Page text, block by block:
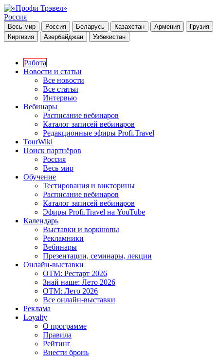
Россия
Весь мир Россия Беларусь Казахстан Армения
Грузия
Киргизия
Азербайджан Узбекистан
Работа
Новости и статьи
Все новости
Все статьи
Интервью
Вебинары
Расписание вебинаров
Каталог записей вебинаров
Редакционные эфиры Profi.Travel
TourWiki
Поиск партнёров
Россия
Весь мир
Обучение
Тестирования и викторины
Расписание вебинаров
Каталог записей вебинаров
Эфиры Profi.Travel на YouTube
Календарь
Выставки и воркшопы
Рекламники
Вебинары
Презентации, семинары, лекции
Онлайн-выставки
OTM: Рестарт 2026
Знай наше: Лето 2026
OTM: Лето 2026
Все онлайн-выставки
Реклама
Loyalty
О программе
Правила
Рейтинг
Внести бронь